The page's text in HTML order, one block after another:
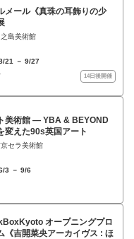
メール《真珠の耳飾りの少
島美術館
21 － 9/27
14日後開催
美術館 ― YBA & BEYOND
変えた90s英国アート
セラ美術館
3 － 9/6
オープニングプロ
《吉開菜央アーカイヴス : ほ